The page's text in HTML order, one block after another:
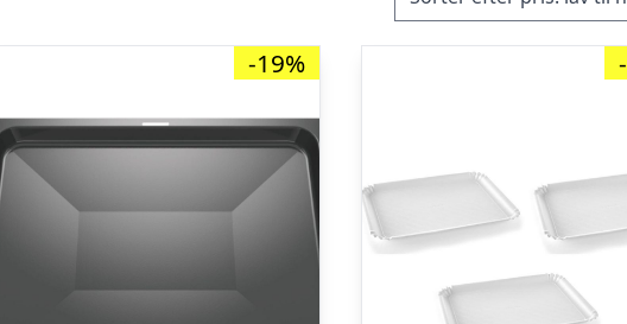
-19%